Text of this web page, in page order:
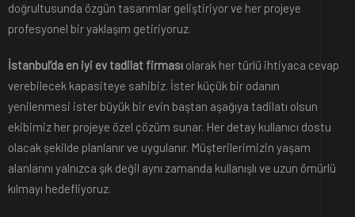
doğrultusunda özgün tasarımlar geliştiriyor ve her projeye
profesyonel bir yaklaşım getiriyoruz.
İstanbul’da en iyi ev tadilat firması olarak her türlü ihtiyaca cevap
verebilecek kapasiteye sahibiz. İster küçük bir odanın
yenilenmesi ister büyük bir evin baştan aşağıya tadilatı olsun
ekibimiz her projeye özel çözüm sunar. Her detay kullanıcı dostu
olacak şekilde planlanır ve uygulanır. Müşterilerimizin yaşam
alanlarını yalnızca şık değil aynı zamanda kullanışlı ve uzun ömürlü
kılmayı hedefliyoruz.